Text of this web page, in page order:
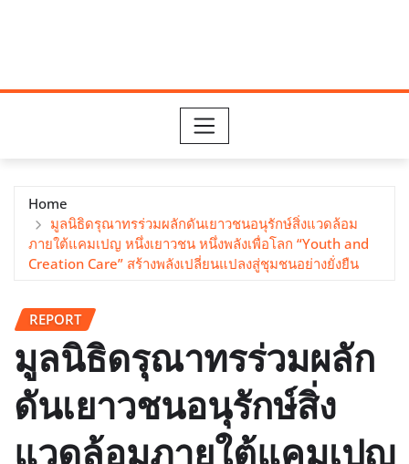
Home
มูลนิธิดรุณาทรร่วมผลักดันเยาวชนอนุรักษ์สิ่งแวดล้อม
ภายใต้แคมเปญ หนึ่งเยาวชน หนึ่งพลังเพื่อโลก “Youth and
Creation Care” สร้างพลังเปลี่ยนแปลงสู่ชุมชนอย่างยั่งยืน
REPORT
มูลนิธิดรุณาทรร่วมผลัก
ดันเยาวชนอนุรักษ์สิ่ง